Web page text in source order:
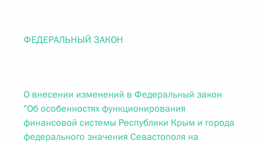
ФЕДЕРАЛЬНЫЙ ЗАКОН
О внесении изменений в Федеральный закон
"Об особенностях функционирования
финансовой системы Республики Крым и города
федерального значения Севастополя на